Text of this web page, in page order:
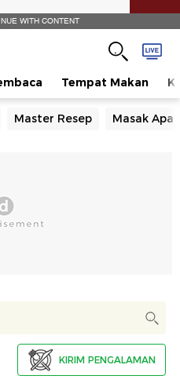
WITH CONTENT
Tempat Makan
Master Resep Masak Apa
KIRIM PENGALAMAN